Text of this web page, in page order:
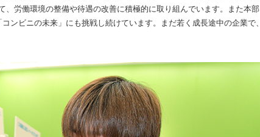
労働環境の整備や待遇の改善に積極的に取り組んでいます。また本部
ンビニの未来」にも挑戦し続けています。まだ若く成長途中の企業で、